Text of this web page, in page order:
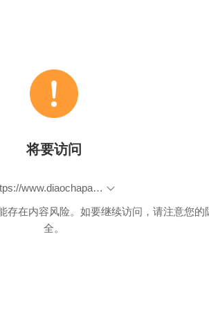
将要访问
https://www.diaochapai.com/survey2929140
存在内容风险。如要继续访问，请注意您的
全。